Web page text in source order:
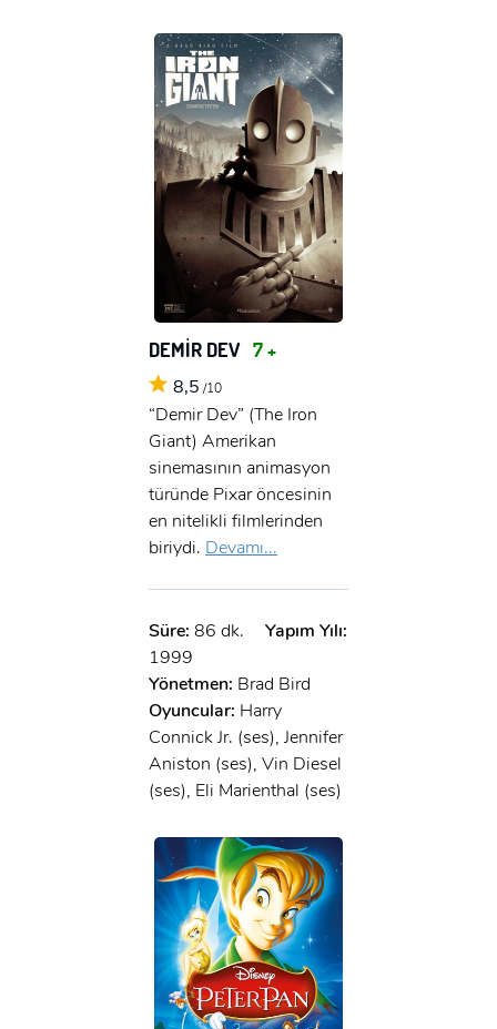
DEMİR DEV 7 +
8,5 /10
“Demir Dev” (The Iron
Giant) Amerikan
sinemasının animasyon
türünde Pixar öncesinin
en nitelikli filmlerinden
biriydi. Devamı...
Süre: 86 dk.
Yapım Yılı:
1999
Yönetmen: Brad Bird
Oyuncular: Harry
Connick Jr. (ses), Jennifer
Aniston (ses), Vin Diesel
(ses), Eli Marienthal (ses)